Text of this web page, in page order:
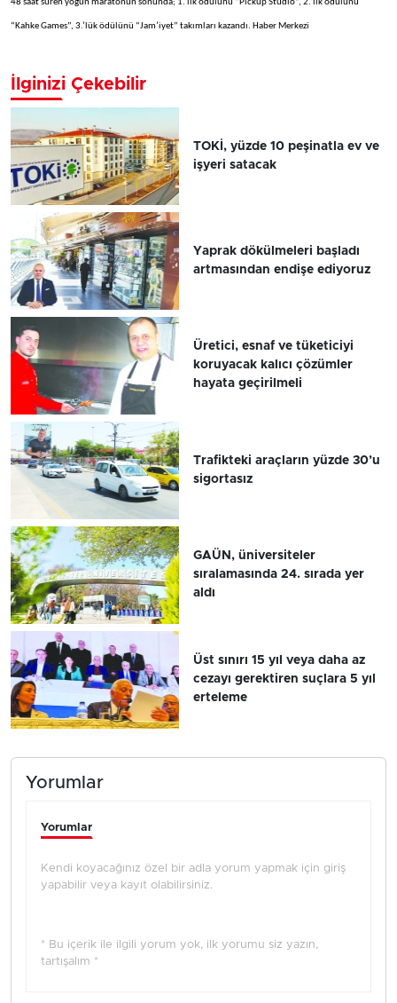
48 saat süren yoğun maratonun sonunda; 1.’lik ödülünü “Pickup Studio”, 2.’lik ödülünü
“Kahke Games”, 3.’lük ödülünü “Jam’iyet” takımları kazandı. Haber Merkezi
İlginizi Çekebilir
TOKİ, yüzde 10 peşinatla ev ve
işyeri satacak
Yaprak dökülmeleri başladı
artmasından endişe ediyoruz
Üretici, esnaf ve tüketiciyi
koruyacak kalıcı çözümler
hayata geçirilmeli
Trafikteki araçların yüzde 30’u
sigortasız
GAÜN, üniversiteler
sıralamasında 24. sırada yer
aldı
Üst sınırı 15 yıl veya daha az
cezayı gerektiren suçlara 5 yıl
erteleme
Yorumlar
Yorumlar
Kendi koyacağınız özel bir adla yorum yapmak için giriş
yapabilir veya kayıt olabilirsiniz.
* Bu içerik ile ilgili yorum yok, ilk yorumu siz yazın,
tartışalım *